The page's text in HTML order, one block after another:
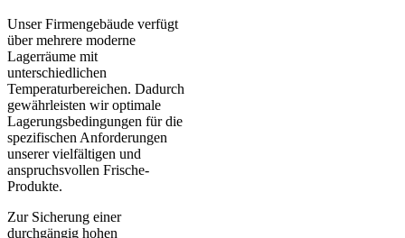
Unser Firmengebäude verfügt
über mehrere moderne
Lagerräume mit
unterschiedlichen
Temperaturbereichen. Dadurch
gewährleisten wir optimale
Lagerungsbedingungen für die
spezifischen Anforderungen
unserer vielfältigen und
anspruchsvollen Frische-
Produkte.
Zur Sicherung einer
durchgängig hohen